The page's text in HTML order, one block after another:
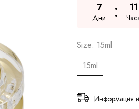
7
Дни
11
Size: 15ml
15ml
Информация